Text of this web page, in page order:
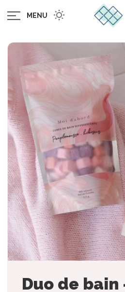
MENU
Duo de bain